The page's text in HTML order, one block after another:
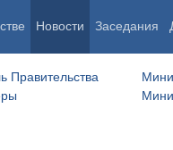
Новости Заседания
Правительства